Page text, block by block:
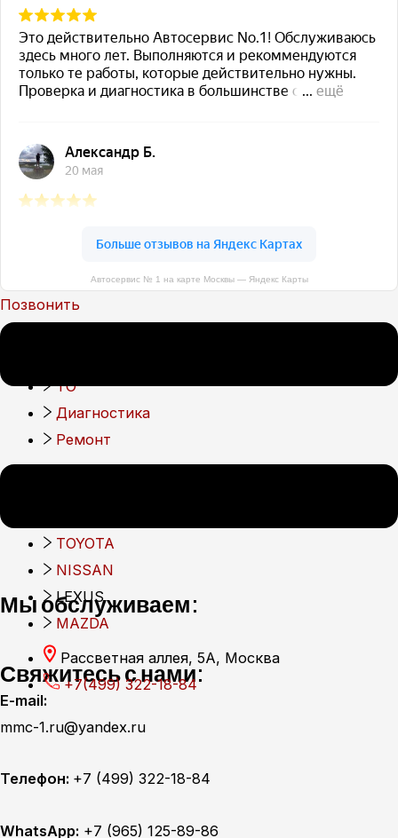
Рассветная аллея, 5А, Москва
+7(499) 322-18-84
Мы обслуживаем:
Рассветная аллея, 5А, Москва
+7(499) 322-18-84
Автосервис № 1 на карте Москвы — Яндекс Карты
Позвонить
ТО
Диагностика
Ремонт
TOYOTA
NISSAN
LEXUS
MAZDA
Свяжитесь с нами:
E-mail:
mmc-1.ru@yandex.ru
Телефон: +7 (499) 322-18-84
WhatsApp: +7 (965) 125-89-86